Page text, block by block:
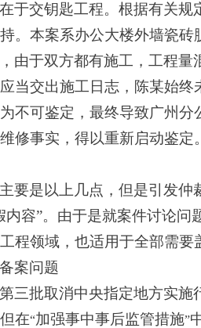
于交钥匙工程。根据有关
。本案系办公大楼外墙瓷
由于双方都有施工，工程
当交出施工日志，陈某始
不可鉴定，最终导致广州
修事实，得以重新启动鉴定
要是以上几点，但是引发
内容”。由于是就案件讨论
程领域，也适用于全部需要
案问题
第三批取消中央指定地方实
在“加强事中事后监管措施”